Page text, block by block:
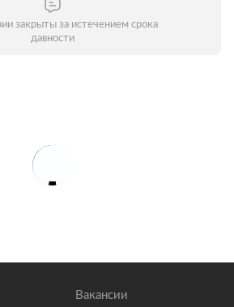
закрыты за истечением срока
давности
Вакансии